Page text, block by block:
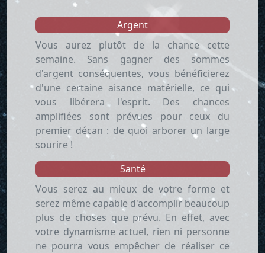
Argent
Vous aurez plutôt de la chance cette
semaine. Sans gagner des sommes
d'argent conséquentes, vous bénéficierez
d'une certaine aisance matérielle, ce qui
vous libérera l'esprit. Des chances
amplifiées sont prévues pour ceux du
premier décan : de quoi arborer un large
sourire !
Santé
Vous serez au mieux de votre forme et
serez même capable d'accomplir beaucoup
plus de choses que prévu. En effet, avec
votre dynamisme actuel, rien ni personne
ne pourra vous empêcher de réaliser ce